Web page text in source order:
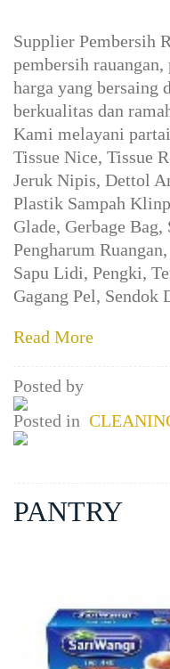
Supplier Pembersih
pembersih
harga yang bersaing
berkualitas dan
Kami melayani
Tissue Nice, Tissue
Jeruk Nipis, Dettol
Plastik Sampah
Glade, Gerbage
Pengharum
Sapu Lidi, Pengki,
Gagang Pel,
Read More
Posted by
Posted in
PANTRY